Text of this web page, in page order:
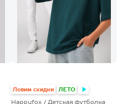
Ловим скидки ЛЕТО
Happyfox / Детская футболка